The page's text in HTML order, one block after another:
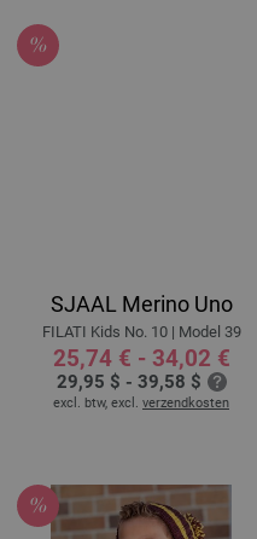
SJAAL Merino Uno
FILATI Kids No. 10 | Model 39
25,74 € - 34,02 €
29,95 $ - 39,58 $
excl. btw, excl. verzendkosten